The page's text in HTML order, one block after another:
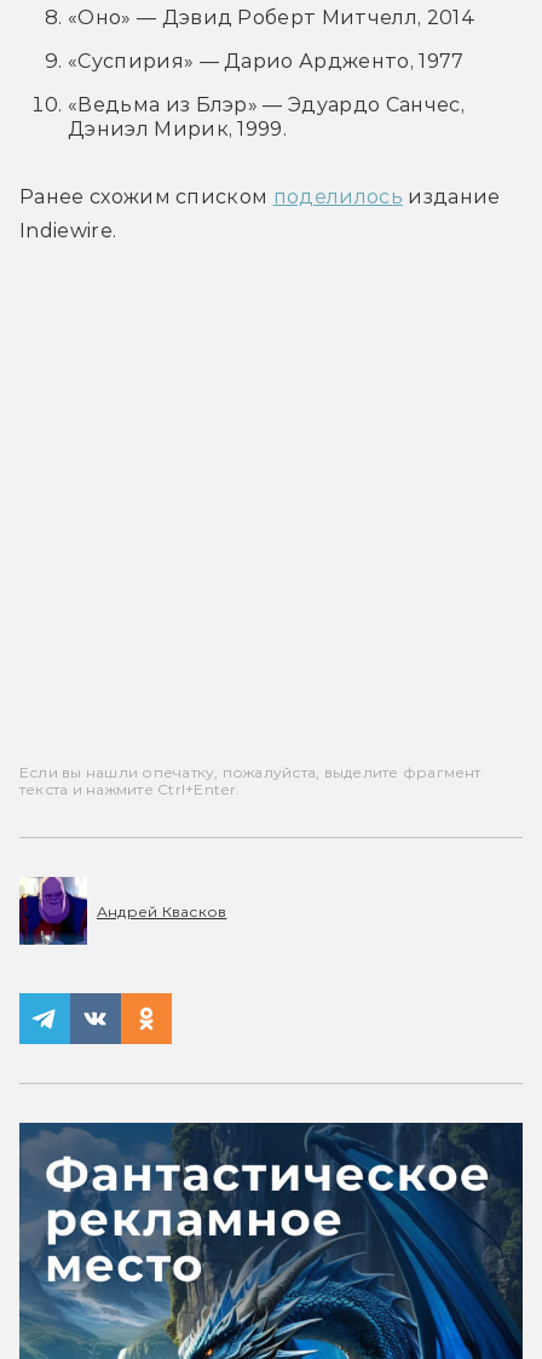
«Оно» — Дэвид Роберт Митчелл, 2014
«Суспирия» — Дарио Ардженто, 1977
«Ведьма из Блэр» — Эдуардо Санчес,
Дэниэл Мирик, 1999.
Ранее схожим списком поделилось издание
Indiewire.
Если вы нашли опечатку, пожалуйста, выделите фрагмент
текста и нажмите Ctrl+Enter.
Андрей Квасков